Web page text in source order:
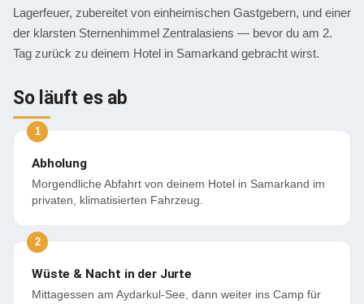
Lagerfeuer, zubereitet von einheimischen Gastgebern, und einer
der klarsten Sternenhimmel Zentralasiens — bevor du am 2.
Tag zurück zu deinem Hotel in Samarkand gebracht wirst.
So läuft es ab
Abholung
Morgendliche Abfahrt von deinem Hotel in Samarkand im
privaten, klimatisierten Fahrzeug.
Wüste & Nacht in der Jurte
Mittagessen am Aydarkul-See, dann weiter ins Camp für